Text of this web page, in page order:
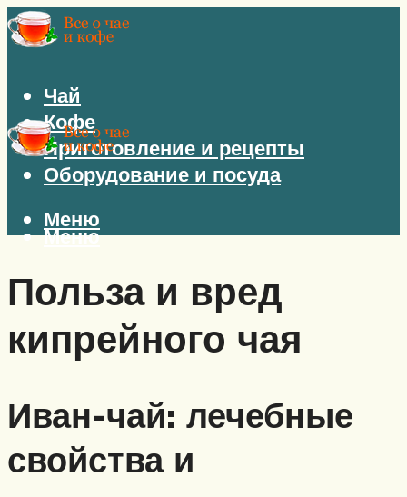
Чай
Кофе
Приготовление и рецепты
Оборудование и посуда
Меню
Меню
Польза и вред
кипрейного чая
Иван-чай: лечебные
свойства и